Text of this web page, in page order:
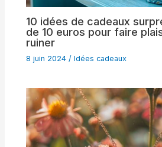
10 idées de cadeaux
de 10 euros pour faire
ruiner
8 juin 2024/Idées cadeaux